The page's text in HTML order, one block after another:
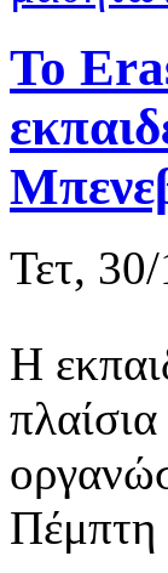
Το
Τετ,
Η
Πέμπτη